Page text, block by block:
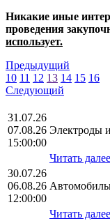
Никакие иные
проведения
использует.
Предыдущий
10 11 12 13 14 15 16
Следующий
31.07.26
07.08.26
15:00:00
Электроды
Читать далее
30.07.26
06.08.26
12:00:00
Читать далее